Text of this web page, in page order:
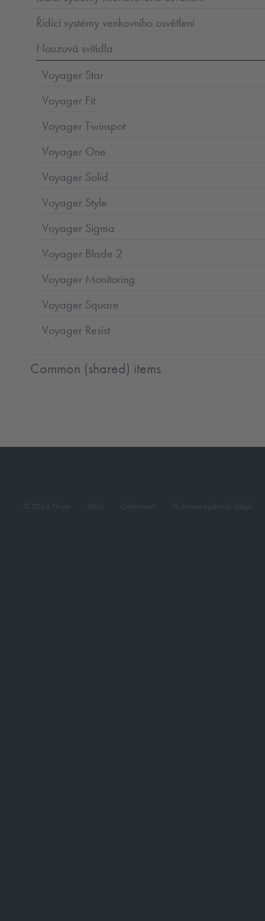
Řídící systémy venkovního osvětlení
Nouzová svítidla
Voyager Star
Voyager Fit
Voyager Twinspot
Voyager One
Voyager Solid
Voyager Style
Voyager Sigma
Voyager Blade 2
Voyager Monitoring
Voyager Square
Voyager Resist
Common (shared) items